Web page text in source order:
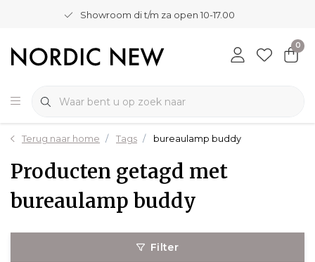
Showroom di t/m za open 10-17.00
0
Terug naar home Tags bureaulamp buddy
Producten getagd met
bureaulamp buddy
Filter